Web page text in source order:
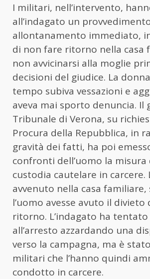
I militari, nell’intervento,
all’indagato un
allontanamento immediato,
di non fare ritorno nella casa
non avvicinarsi alla moglie
decisioni del giudice. La
tempo subiva vessazioni e
aveva mai sporto denuncia. Il
Tribunale di Verona, su
Procura della Repubblica, in
gravità dei fatti, ha poi
confronti dell’uomo la misura
custodia cautelare in carcere.
avvenuto nella casa familiare,
l’uomo avesse avuto il divieto
ritorno. L’indagato ha
all’arresto azzardando una
verso la campagna, ma è
militari che l’hanno quindi
condotto in carcere.